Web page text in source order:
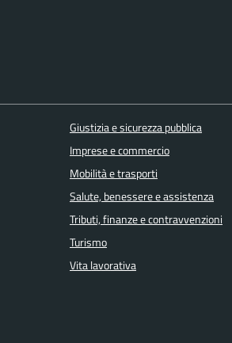
Giustizia e sicurezza pubblica
Imprese e commercio
Mobilità e trasporti
Salute, benessere e assistenza
Tributi, finanze e contravvenzioni
Turismo
Vita lavorativa